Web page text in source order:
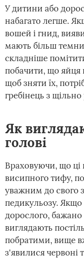
У дитини або
набагато легше.
вошей і гнид,
мають більш
складніше
побачити, що яйця
щоб зняти їх,
гребінець з
Як
голові
Враховуючи, що ці
висипного тифу,
уважним до свого
педикульозу.
дорослого, бажано
виглядають
побратими, вище
з'явилися червоні